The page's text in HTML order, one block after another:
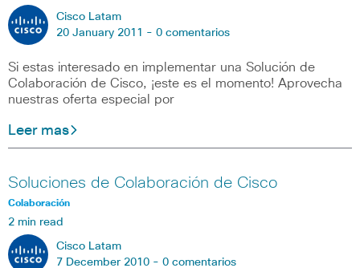
Cisco Latam
20 January 2011 - 0 comentarios
Si estas interesado en implementar una Solución de
Colaboración de Cisco, ¡este es el momento! Aprovecha
nuestras oferta especial por
Leer mas
Soluciones de Colaboración de Cisco
Colaboración
2 min read
Cisco Latam
7 December 2010 - 0 comentarios